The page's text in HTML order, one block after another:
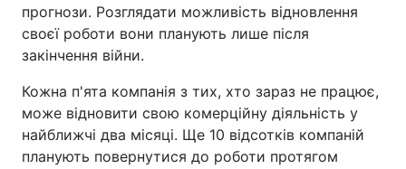
прогнози. Розглядати можливість відновлення
своєї роботи вони планують лише після
закінчення війни.
Кожна п'ята компанія з тих, хто зараз не працює,
може відновити свою комерційну діяльність у
найближчі два місяці. Ще 10 відсотків компаній
планують повернутися до роботи протягом